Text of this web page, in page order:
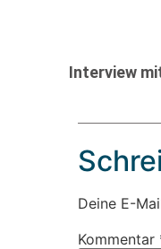
Interview
Deine E-
Kommentar